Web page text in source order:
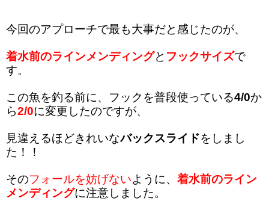
今回のアプローチで最も大事だと感じたのが、
着水前のラインメンディングと フックサイズで
す。
この魚を釣る前に、フックを普段使っている4/0か
ら2/0に変更したのですが、
見違えるほどきれいなバックスライドをしまし
た！！
そのフォールを妨げないように、 着水前のライン
メンディングに注意しました。